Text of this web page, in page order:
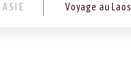
ASIE Voyage au Laos